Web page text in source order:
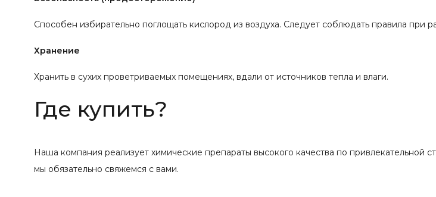
Способен избирательно поглощать кислород из воздуха. Следует соблюдать правила
Хранение
Хранить в сухих проветриваемых помещениях, вдали от источников тепла и влаги.
Где купить?
Наша компания реализует химические препараты высокого качества по привлекательной
мы обязательно свяжемся с вами.